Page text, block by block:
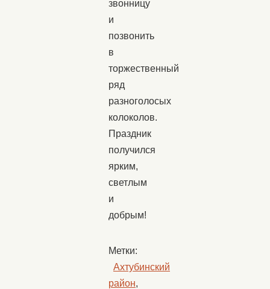
звонницу
и
позвонить
в
торжественный
ряд
разноголосых
колоколов.
Праздник
получился
ярким,
светлым
и
добрым!
Метки:
Ахтубинский
район,